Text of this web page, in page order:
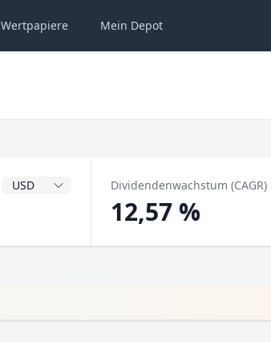
Wertpapiere Mein Depot
DividendenwährungDividendenwachstum (CAGR)
12,57 %